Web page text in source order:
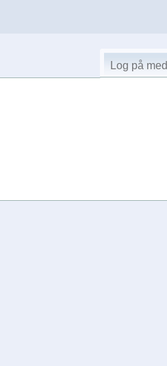
Log på med